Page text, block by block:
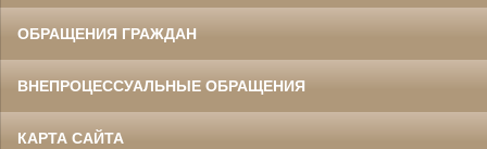
ОБРАЩЕНИЯ ГРАЖДАН
ВНЕПРОЦЕССУАЛЬНЫЕ ОБРАЩЕНИЯ
КАРТА САЙТА